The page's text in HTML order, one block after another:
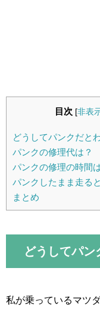
目次 [非表
どうしてパンクだと
パンクの修理代は？
パンクの修理の時間
パンクしたまま走る
まとめ
どうしてパン
私が乗っているマツ